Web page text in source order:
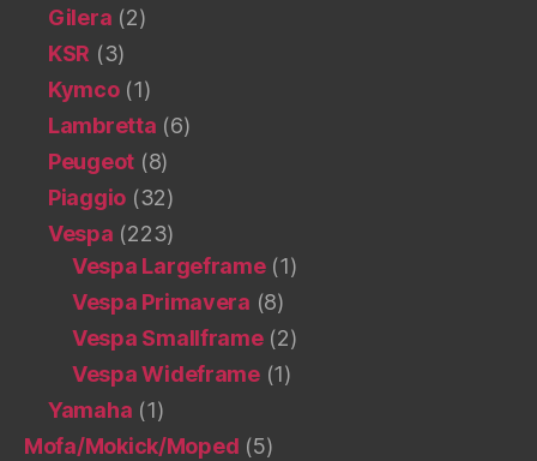
Gilera (2)
KSR (3)
Kymco(1)
Lambretta (6)
Peugeot (8)
Piaggio (32)
Vespa (223)
Vespa Largeframe(1)
Vespa Primavera (8)
Vespa Smallframe(2)
Vespa Wideframe(1)
Yamaha (1)
Mofa/Mokick/Moped (5)